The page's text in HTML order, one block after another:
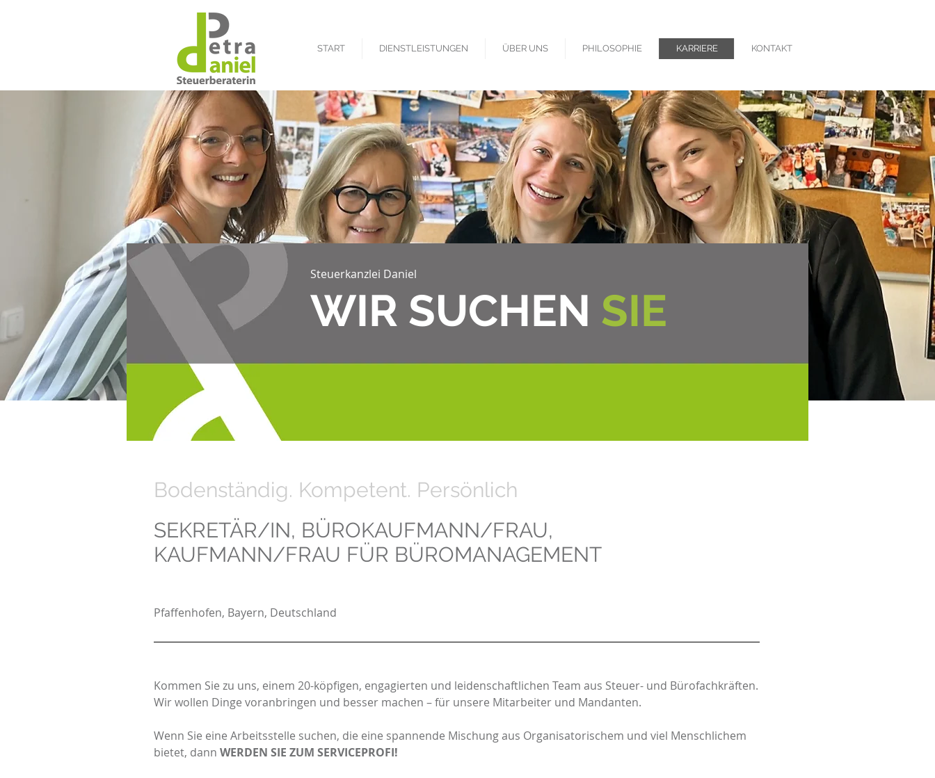
START DIENSTLEISTUNGEN ÜBER UNS PHILOSOPHIE KARRIERE KONTAKT
Steuerkanzlei Daniel
WIR SUCHEN SIE
Bodenständig. Kompetent. Persönlich
SEKRETÄR/IN, BÜROKAUFMANN/FRAU,
KAUFMANN/FRAU FÜR BÜROMANAGEMENT
Pfaffenhofen, Bayern, Deutschland
Kommen Sie zu uns, einem 20-köpfigen, engagierten und leidenschaftlichen Team aus Steuer- und Bürofachkräften.
Wir wollen Dinge voranbringen und besser machen – für unsere Mitarbeiter und Mandanten.
Wenn Sie eine Arbeitsstelle suchen, die eine spannende Mischung aus Organisatorischem und viel Menschlichem
bietet, dann WERDEN SIE ZUM SERVICEPROFI!